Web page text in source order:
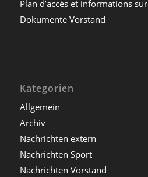
Plan d’accès et informations
Dokumente Vorstand
Kategorien
Allgemein
Archiv
Nachrichten extern
Nachrichten Sport
Nachrichten Vorstand